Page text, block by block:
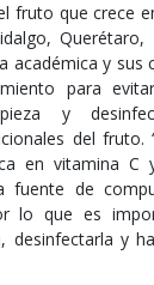
fruto que crece
Querétaro,
académica y sus
para
y
del fruto.
en vitamina C
fuente de
lo que es
desinfectarla y